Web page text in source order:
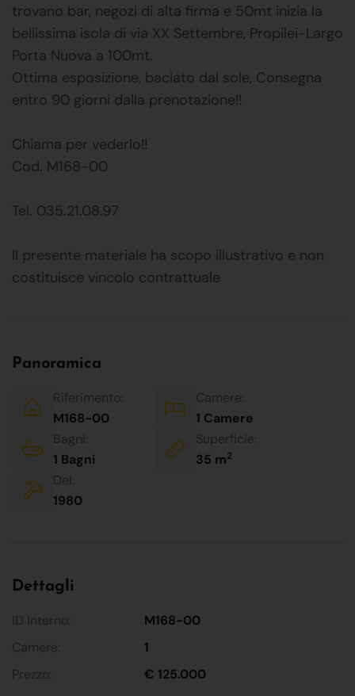
trovano bar, negozi di alta firma e 50mt inizia la
bellissima isola di via XX Settembre, Propilei-Largo
Porta Nuova a 100mt.
Ottima esposizione, baciato dal sole, Consegna
entro 90 giorni dalla prenotazione!!
Chiama per vederlo!!
Cod. M168-00
Tel. 035.21.08.97
Il presente materiale ha scopo illustrativo e non
costituisce vincolo contrattuale
Panoramica
Riferimento:
M168-00
Camere:
1 Camere
Bagni:
1 Bagni
Superficie:
35 m2
Del:
1980
Dettagli
ID Interno:
M168-00
Camere:
1
Prezzo:
€ 125.000